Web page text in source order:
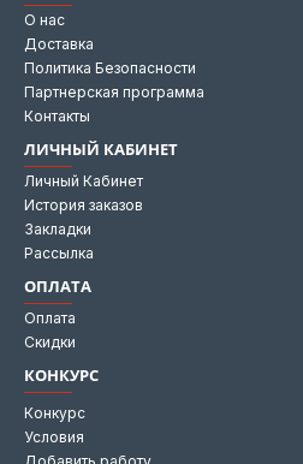
О нас
Доставка
Политика Безопасности
Партнерская программа
Контакты
ЛИЧНЫЙ КАБИНЕТ
Личный Кабинет
История заказов
Закладки
Рассылка
ОПЛАТА
Оплата
Скидки
КОНКУРС
Конкурс
Условия